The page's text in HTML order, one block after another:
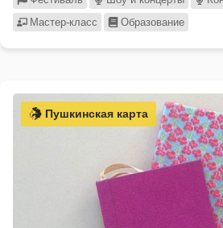
Мастер-класс
Образование
Пушкинская карта